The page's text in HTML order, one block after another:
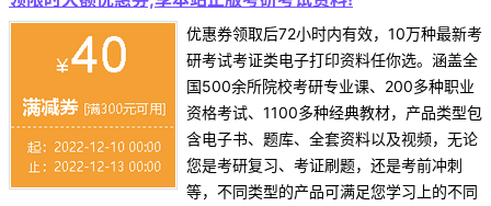
优惠券领取后72小时内有效，10万种最新考
研考试考证类电子打印资料任你选。涵盖全
国500余所院校考研专业课、200多种职业
资格考试、1100多种经典教材，产品类型包
含电子书、题库、全套资料以及视频，无论
您是考研复习、考证刷题，还是考前冲刺
等，不同类型的产品可满足您学习上的不同